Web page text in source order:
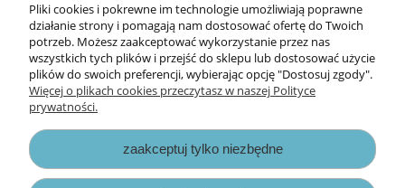
Zniżki
Zapisy prawne
Pliki cookies i pokrewne im technologie umożliwiają poprawne
działanie strony i pomagają nam dostosować ofertę do Twoich
potrzeb. Możesz zaakceptować wykorzystanie przez nas
wszystkich tych plików i przejść do sklepu lub dostosować użycie
plików do swoich preferencji, wybierając opcję "Dostosuj zgody".
Więcej o plikach cookies przeczytasz w naszej Polityce
prywatności.
zaakceptuj tylko niezbędne